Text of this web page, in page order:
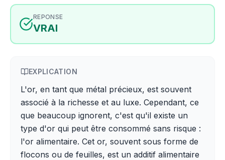
REPONSE
VRAI
EXPLICATION
L'or, en tant que métal précieux, est souvent
associé à la richesse et au luxe. Cependant, ce
que beaucoup ignorent, c'est qu'il existe un
type d'or qui peut être consommé sans risque :
l'or alimentaire. Cet or, souvent sous forme de
flocons ou de feuilles, est un additif alimentaire